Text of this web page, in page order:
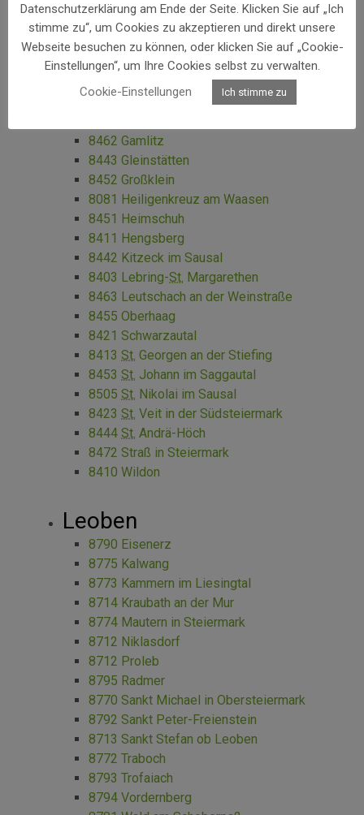
Leibnitz
8412 Allerheiligen bei Wildon
8454 Arnfels
8461 Ehrenhausen an der Weinstraße
8081 Empersdorf
8462 Gamlitz
8443 Gleinstätten
8452 Großklein
8081 Heiligenkreuz am Waasen
8451 Heimschuh
8411 Hengsberg
8442 Kitzeck im Sausal
8403 Lebring-St. Margarethen
8463 Leutschach an der Weinstraße
8455 Oberhaag
8421 Schwarzautal
8413 St. Georgen an der Stiefing
8453 St. Johann im Saggautal
8505 St. Nikolai im Sausal
8423 St. Veit in der Südsteiermark
8444 St. Andrä-Höch
8472 Straß in Steiermark
8410 Wildon
Leoben
8790 Eisenerz
8775 Kalwang
8773 Kammern im Liesingtal
8714 Kraubath an der Mur
8774 Mautern in Steiermark
8712 Niklasdorf
8712 Proleb
8795 Radmer
8770 Sankt Michael in Obersteiermark
8792 Sankt Peter-Freienstein
8713 Sankt Stefan ob Leoben
8772 Traboch
8793 Trofaiach
8794 Vordernberg
Datenschutzerklärung am Ende der Seite. Klicken Sie auf „Ich
stimme zu“, um Cookies zu akzeptieren und direkt unsere
Webseite besuchen zu können, oder klicken Sie auf „Cookie-
Einstellungen“, um Ihre Cookies selbst zu verwalten.
Cookie-Einstellungen
Ich stimme zu